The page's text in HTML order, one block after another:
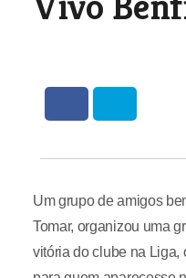
Um grupo de amigos
Tomar, organizou uma
vitória do clube na Liga,